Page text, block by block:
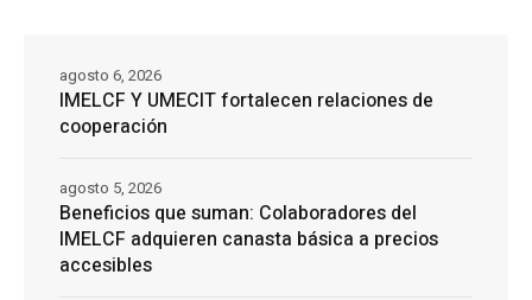
IMELCF Y UMECIT fortalecen relaciones de
cooperación
agosto 6, 2026
Beneficios que suman: Colaboradores del
IMELCF adquieren canasta básica a precios
accesibles
agosto 5, 2026